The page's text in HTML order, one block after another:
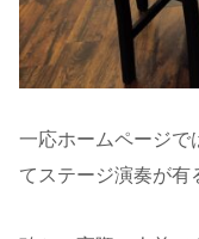
一応ホームページで
てステージ演奏が有